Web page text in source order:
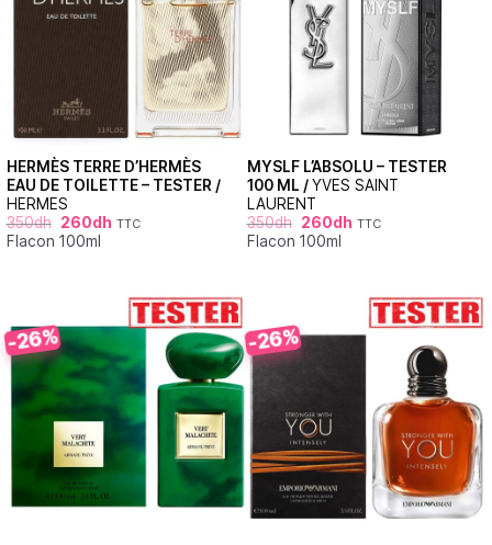
HERMÈS TERRE D’HERMÈS
EAU DE TOILETTE – TESTER /
HERMES
350dh 260dh TTC
Flacon 100ml
MYSLF L’ABSOLU – TESTER
100 ML /YVES SAINT
LAURENT
350dh 260dh TTC
Flacon 100ml
-26% -26%